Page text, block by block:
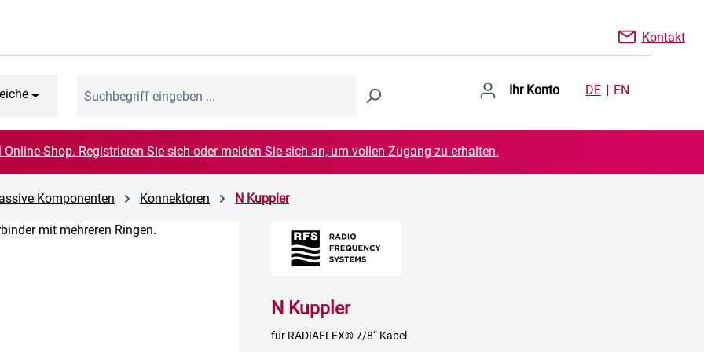
Kontakt
Ihr Konto DE EN
Shop. Registrieren Sie sich oder melden Sie sich an, um vollen Zugang zu erhalten.
Komponenten Konnektoren N Kuppler
N Kuppler
für RADIAFLEX® 7/8“ Kabel